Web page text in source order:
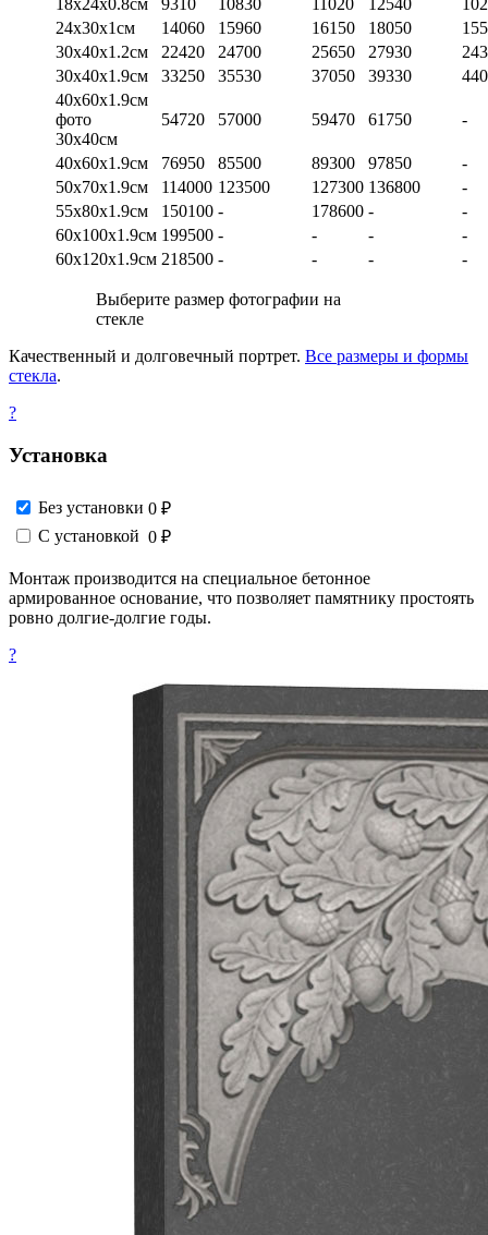
18х24х0.8см 9310 10830 11020 12540
24х30х1см
14060 15960 16150 18050
30х40х1.2см
22420 24700 25650 27930
30х40х1.9см
33250 35530 37050 39330
40х60х1.9см
фото
30х40см
54720 57000 59470 61750 -
40х60х1.9см 76950 85500 89300 97850
-
50х70х1.9см
114000 123500 127300 136800
-
55х80х1.9см
150100 - 178600 -
-
60х100х1.9см 199500 - - -
-
60х120х1.9см 218500 - - - -
Выберите размер фотографии на
стекле
Качественный и долговечный портрет. Все размеры и формы
стекла.
?
Установка
Без установки 0 ₽
С установкой 0 ₽
Монтаж производится на специальное бетонное
армированное основание, что позволяет памятнику простоять
ровно долгие-долгие годы.
?